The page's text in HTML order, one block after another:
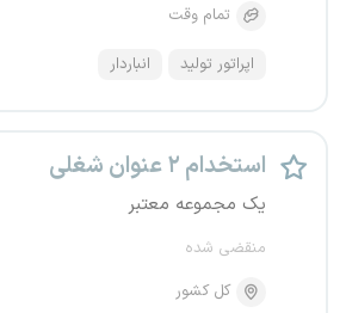
تمام وقت
اپراتور تولید انباردار
استخدام ۲ عنوان شغلی
یک مجموعه معتبر
منقضی شده
کل کشور